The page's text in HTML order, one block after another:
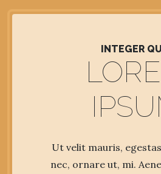
INTEGER
Ut velit mauris,
nec, ornare ut, mi.